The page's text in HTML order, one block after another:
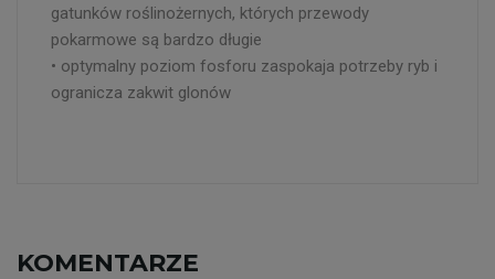
gatunków roślinożernych, których przewody
pokarmowe są bardzo długie
• optymalny poziom fosforu zaspokaja potrzeby ryb i
ogranicza zakwit glonów
KOMENTARZE